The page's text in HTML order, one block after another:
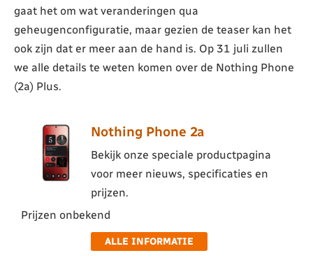
gaat het om wat veranderingen qua
geheugenconfiguratie, maar gezien de teaser kan het
ook zijn dat er meer aan de hand is. Op 31 juli zullen
we alle details te weten komen over de Nothing Phone
(2a) Plus.
Nothing Phone 2a
Bekijk onze speciale productpagina
voor meer nieuws, specificaties en
prijzen.
Prijzen onbekend
ALLE INFORMATIE